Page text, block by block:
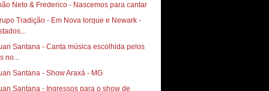
Neto & Frederico - Nascemos para cantar
Tradição - Em Nova Iorque e Newark -
Santana - Canta música escolhida pelos
no...
Santana - Show Araxá - MG
Santana - Ingressos para o show de